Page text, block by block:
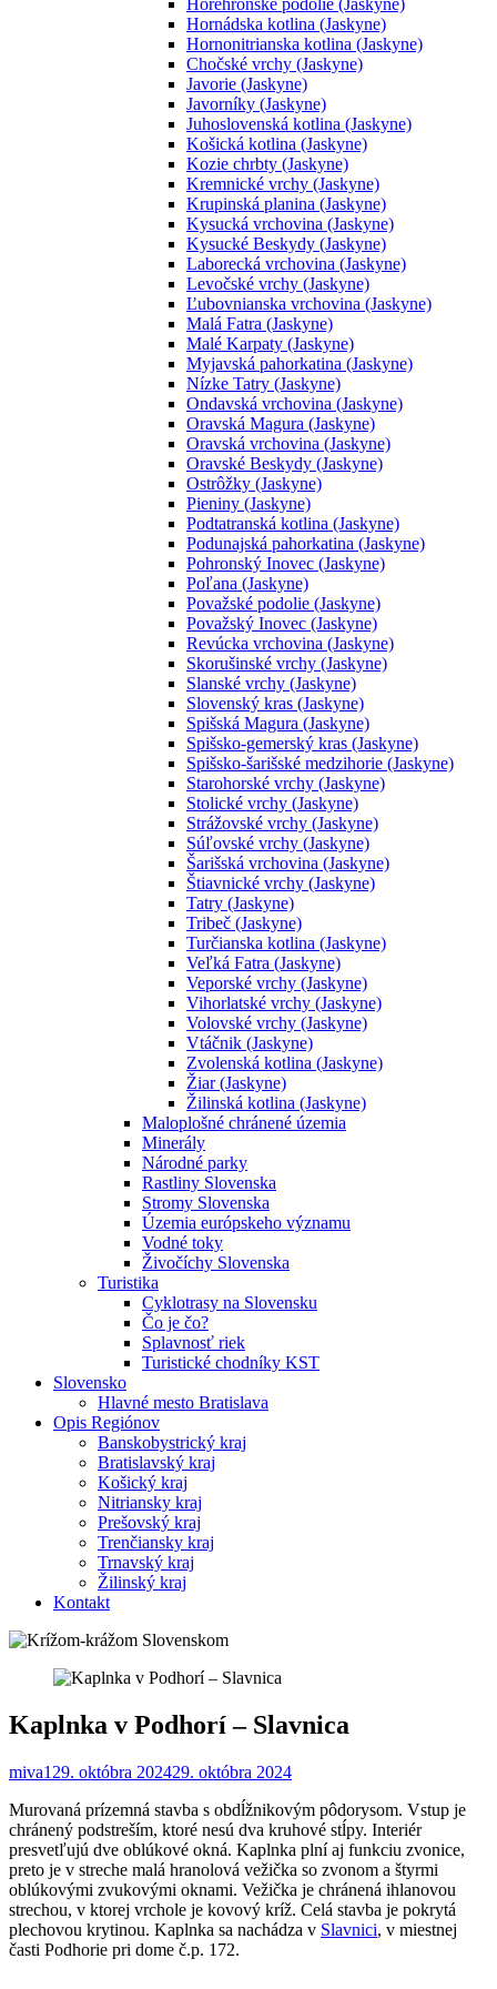
Hornádska kotlina (Jaskyne)
Hornonitrianska kotlina (Jaskyne)
Chočské vrchy (Jaskyne)
Javorie (Jaskyne)
Javorníky (Jaskyne)
Juhoslovenská kotlina (Jaskyne)
Košická kotlina (Jaskyne)
Kozie chrbty (Jaskyne)
Kremnické vrchy (Jaskyne)
Krupinská planina (Jaskyne)
Kysucká vrchovina (Jaskyne)
Kysucké Beskydy (Jaskyne)
Laborecká vrchovina (Jaskyne)
Levočské vrchy (Jaskyne)
Ľubovnianska vrchovina (Jaskyne)
Malá Fatra (Jaskyne)
Malé Karpaty (Jaskyne)
Myjavská pahorkatina (Jaskyne)
Nízke Tatry (Jaskyne)
Ondavská vrchovina (Jaskyne)
Oravská Magura (Jaskyne)
Oravská vrchovina (Jaskyne)
Oravské Beskydy (Jaskyne)
Ostrôžky (Jaskyne)
Pieniny (Jaskyne)
Podtatranská kotlina (Jaskyne)
Podunajská pahorkatina (Jaskyne)
Pohronský Inovec (Jaskyne)
Poľana (Jaskyne)
Považské podolie (Jaskyne)
Považský Inovec (Jaskyne)
Revúcka vrchovina (Jaskyne)
Skorušinské vrchy (Jaskyne)
Slanské vrchy (Jaskyne)
Slovenský kras (Jaskyne)
Spišská Magura (Jaskyne)
Spišsko-gemerský kras (Jaskyne)
Spišsko-šarišské medzihorie (Jaskyne)
Starohorské vrchy (Jaskyne)
Stolické vrchy (Jaskyne)
Strážovské vrchy (Jaskyne)
Súľovské vrchy (Jaskyne)
Šarišská vrchovina (Jaskyne)
Štiavnické vrchy (Jaskyne)
Tatry (Jaskyne)
Tribeč (Jaskyne)
Turčianska kotlina (Jaskyne)
Veľká Fatra (Jaskyne)
Veporské vrchy (Jaskyne)
Vihorlatské vrchy (Jaskyne)
Volovské vrchy (Jaskyne)
Vtáčnik (Jaskyne)
Zvolenská kotlina (Jaskyne)
Žiar (Jaskyne)
Žilinská kotlina (Jaskyne)
Maloplošné chránené územia
Minerály
Národné parky
Rastliny Slovenska
Stromy Slovenska
Územia európskeho významu
Vodné toky
Živočíchy Slovenska
Turistika
Cyklotrasy na Slovensku
Čo je čo?
Splavnosť riek
Turistické chodníky KST
Slovensko
Hlavné mesto Bratislava
Opis Regiónov
Banskobystrický kraj
Bratislavský kraj
Košický kraj
Nitriansky kraj
Prešovský kraj
Trenčiansky kraj
Trnavský kraj
Žilinský kraj
Kontakt
Kaplnka v Podhorí – Slavnica
miva1 29. októbra 202429. októbra 2024
Murovaná prízemná stavba s obdĺžnikovým pôdorysom. Vstup je
chránený podstreším, ktoré nesú dva kruhové stĺpy. Interiér
presvetľujú dve oblúkové okná. Kaplnka plní aj funkciu zvonice,
preto je v streche malá hranolová vežička so zvonom a štyrmi
oblúkovými zvukovými oknami. Vežička je chránená ihlanovou
strechou, v ktorej vrchole je kovový kríž. Celá stavba je pokrytá
plechovou krytinou. Kaplnka sa nachádza v Slavnici, v miestnej
časti Podhorie pri dome č.p. 172.